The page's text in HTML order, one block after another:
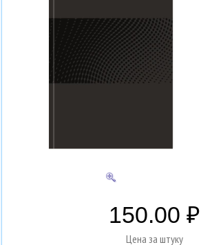
150.00
Цена за штуку